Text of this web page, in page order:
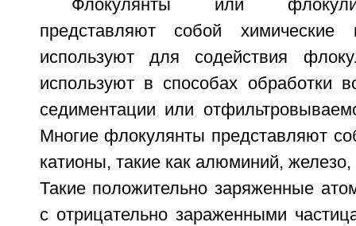
Флокулянты или
представляют собой химические
используют для содействия
используют в способах обработки
седиментации или
Многие флокулянты представляют
катионы, такие как алюминий,
Такие положительно заряженные
с отрицательно зараженными